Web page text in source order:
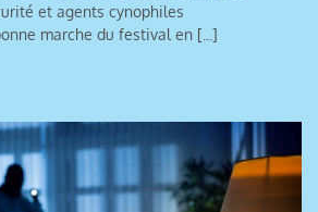
et agents cynophiles
marche du festival en [...]